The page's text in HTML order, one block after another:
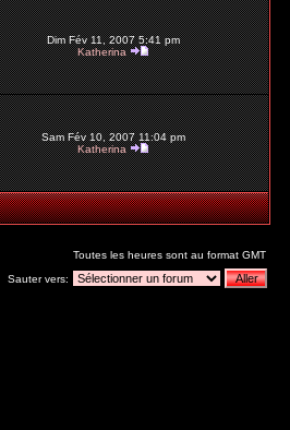
Dim Fév 11, 2007 5:41 pm
Katherina
Sam Fév 10, 2007 11:04 pm
Katherina
Toutes les heures sont au format GMT
Sauter vers: